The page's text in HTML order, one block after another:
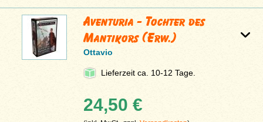
Aventuria - Tochter des
Mantikors (Erw.)
Ottavio
Lieferzeit ca. 10-12 Tage.
24,50 €